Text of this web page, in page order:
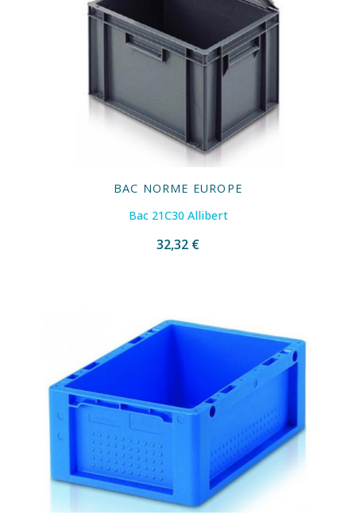
BAC NORME EUROPE
Bac 21C30 Allibert
32,32 €